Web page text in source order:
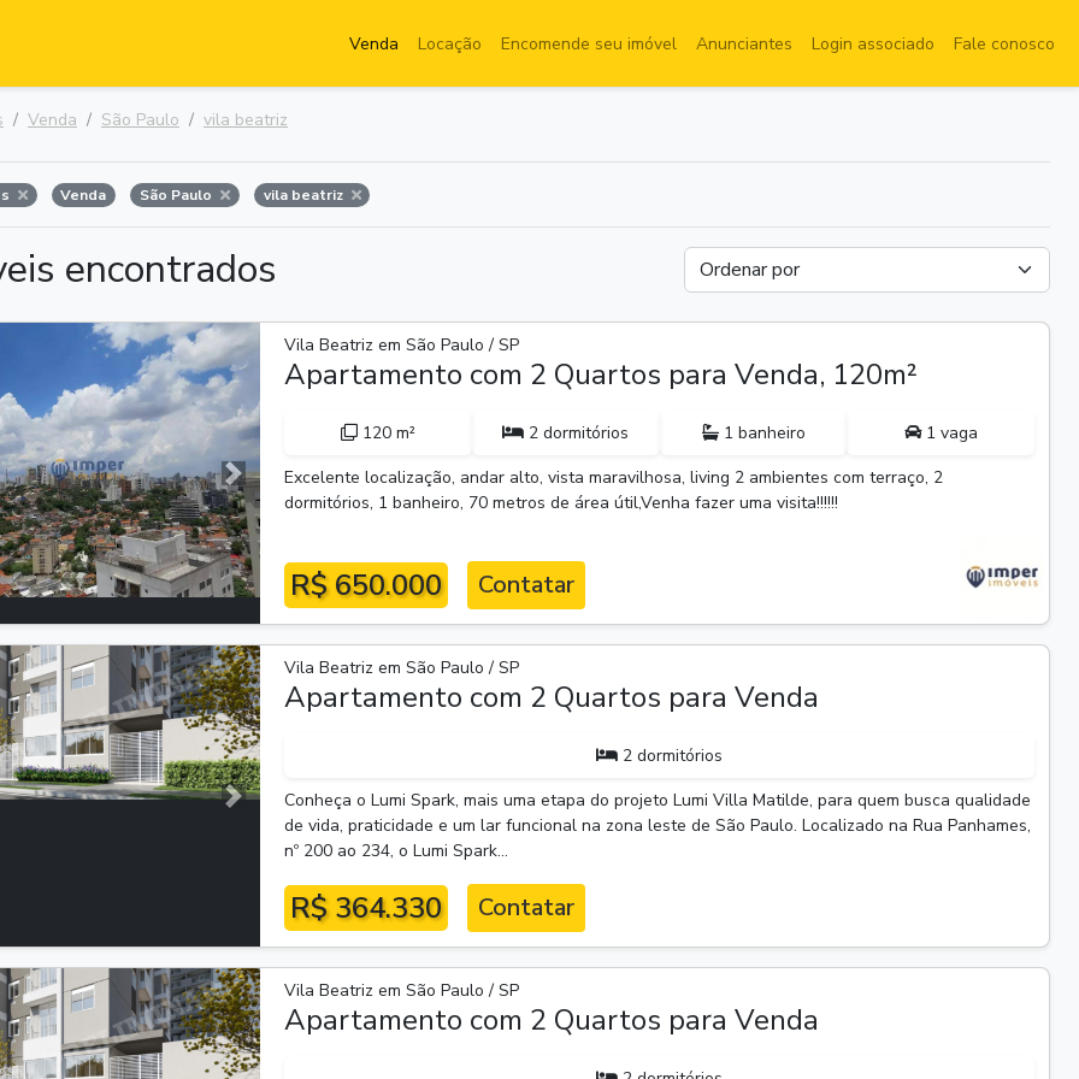
Venda Locação Encomende seu imóvel Anunciantes Login associado Fale conosco
Venda São Paulo vila beatriz
Venda São Paulo vila beatriz
encontrados
Próxima
Vila Beatriz em São Paulo / SP
Apartamento com 2 Quartos para Venda, 120m²
120 m² 2 dormitórios 1 banheiro
1 vaga
Excelente localização, andar alto, vista maravilhosa, living 2 ambientes com terraço, 2
dormitórios, 1 banheiro, 70 metros de área útil,Venha fazer uma visita!!!!!!
R$ 650.000 Contatar
Próxima
Vila Beatriz em São Paulo / SP
Apartamento com 2 Quartos para Venda
2 dormitórios
Conheça o Lumi Spark, mais uma etapa do projeto Lumi Villa Matilde, para quem busca qualidade
de vida, praticidade e um lar funcional na zona leste de São Paulo. Localizado na Rua Panhames,
nº 200 ao 234, o Lumi Spark...
R$ 364.330 Contatar
Vila Beatriz em São Paulo / SP
Apartamento com 2 Quartos para Venda